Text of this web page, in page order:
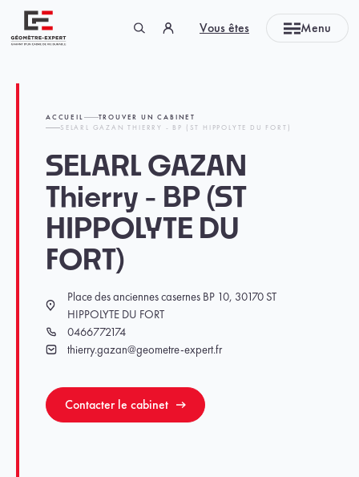
Vous êtes Menu
ACCUEIL
TROUVER UN CABINET
SELARL GAZAN THIERRY - BP (ST HIPPOLYTE DU FORT)
SELARL GAZAN
Thierry - BP (ST
HIPPOLYTE DU
FORT)
Localisation
Place des anciennes casernes BP 10, 30170 ST
HIPPOLYTE DU FORT
Téléphone
0466772174
Emailthierry.gazan@geometre-expert.fr
Contacter le cabinet
Panneau de gestion des cookies